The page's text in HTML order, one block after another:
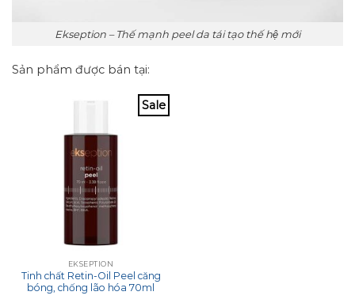
Ekseption – Thế mạnh peel da tái tạo thế hệ mới
Sản phẩm được bán tại:
Sale
EKSEPTION
Tinh chất Retin-Oil Peel căng
bóng, chống lão hóa 70ml